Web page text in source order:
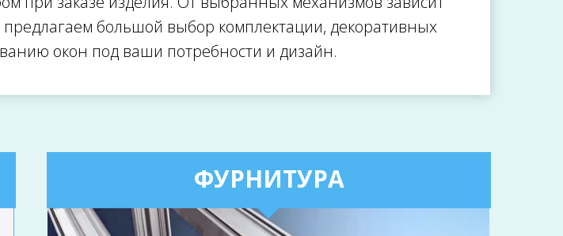
большой выбор комплектации, декоративных
окон под ваши потребности и дизайн.
ФУРНИТУРА